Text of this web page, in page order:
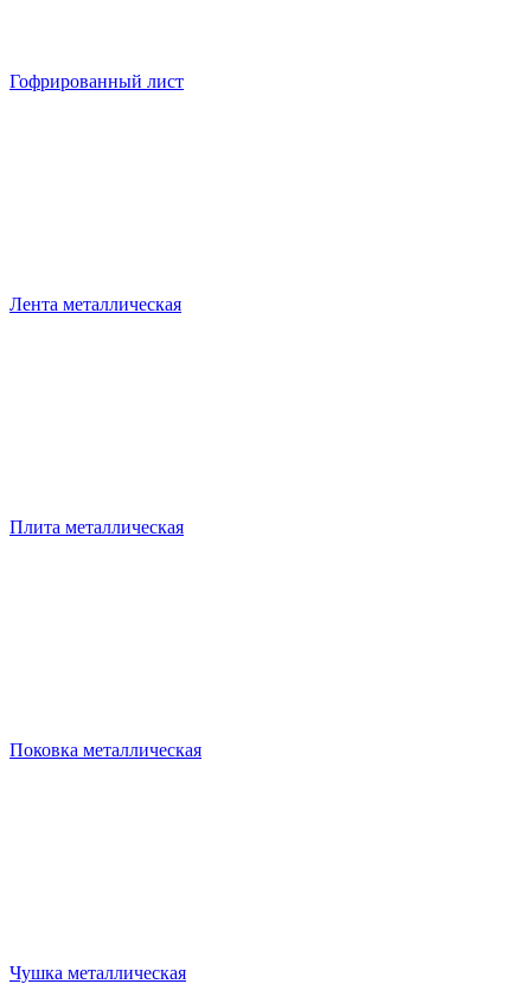
Гофрированный лист
Лента металлическая
Плита металлическая
Поковка металлическая
Чушка металлическая